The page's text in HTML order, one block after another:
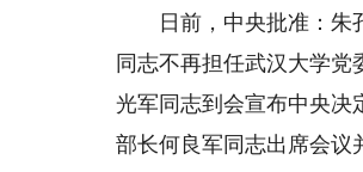
日前，中央批准：朱孔
同志不再担任武汉大学
光军同志到会宣布中央决
部长何良军同志出席会议